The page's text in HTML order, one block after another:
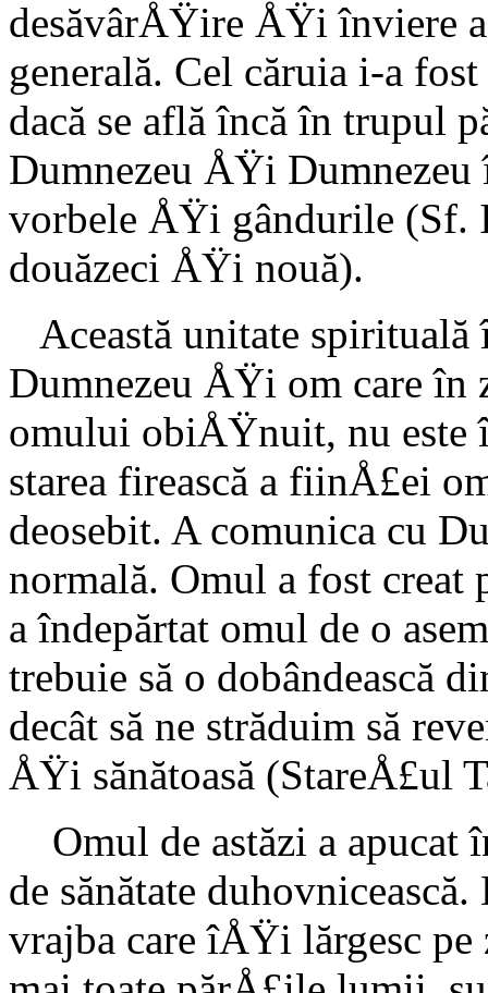
desăvârÅŸire ÅŸi înviere
generală. Cel că­ruia i-a
dacă se află încă în trupul
Dumnezeu ÅŸi
vorbele ÅŸi gândurile (Sf.
douăzeci ÅŸi nouă).
Această unitate
Dumnezeu ÅŸi om care în
omului obiÅŸnuit, nu este
starea fireas­că a fiinÅ£ei
de­osebit. A comunica cu
normală. Omul a fost creat
a în­depărtat omul de o
trebuie să o dobândească
decât să ne străduim să
ÅŸi sănătoasă (StareÅ£ul
Omul de astăzi a apucat
de sănă­tate
vrajba care îÅŸi lărgesc pe